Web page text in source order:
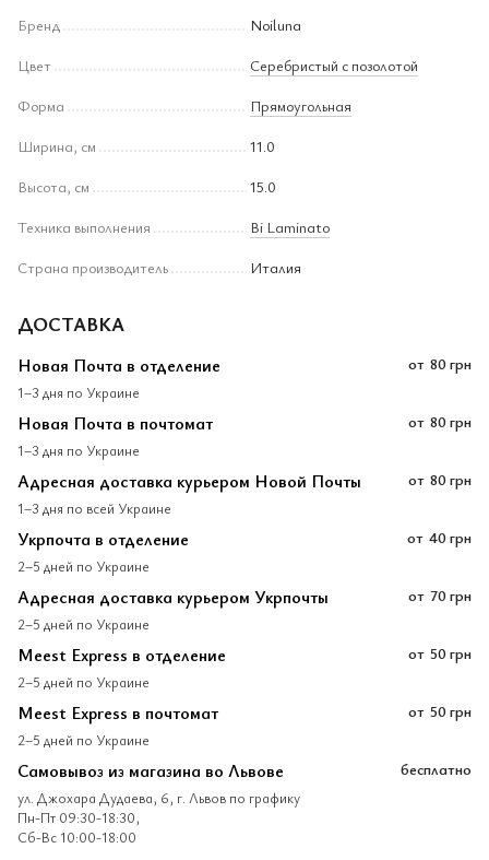
Бренд
Noiluna
Цвет
Серебристый с позолотой
Форма
Прямоугольная
Ширина, см
11.0
Высота, см
15.0
Техника выполнения
Bi Laminato
Страна производитель
Италия
ДОСТАВКА
Новая Почта в отделение
1–3 дня по Украине
от 80 грн
Новая Почта в почтомат
1–3 дня по Украине
от 80 грн
Адресная доставка курьером Новой Почты
1–3 дня по всей Украине
от 80 грн
Укрпочта в отделение
2–5 дней по Украине
от 40 грн
Адресная доставка курьером Укрпочты
2–5 дней по Украине
от 70 грн
Meest Express в отделение
2–5 дней по Украине
от 50 грн
Meest Express в почтомат
2–5 дней по Украине
от 50 грн
Самовывоз из магазина во Львове
ул. Джохара Дудаева, 6, г. Львов по графику
Пн-Пт 09:30-18:30,
Сб-Вс 10:00-18:00
бесплатно